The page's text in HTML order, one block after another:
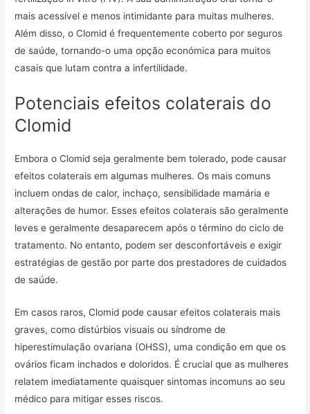
mais acessível e menos intimidante para muitas mulheres.
Além disso, o Clomid é frequentemente coberto por seguros
de saúde, tornando-o uma opção económica para muitos
casais que lutam contra a infertilidade.
Potenciais efeitos colaterais do
Clomid
Embora o Clomid seja geralmente bem tolerado, pode causar
efeitos colaterais em algumas mulheres. Os mais comuns
incluem ondas de calor, inchaço, sensibilidade mamária e
alterações de humor. Esses efeitos colaterais são geralmente
leves e geralmente desaparecem após o término do ciclo de
tratamento. No entanto, podem ser desconfortáveis ​​​​e exigir
estratégias de gestão por parte dos prestadores de cuidados
de saúde.
Em casos raros, Clomid pode causar efeitos colaterais mais
graves, como distúrbios visuais ou síndrome de
hiperestimulação ovariana (OHSS), uma condição em que os
ovários ficam inchados e doloridos. É crucial que as mulheres
relatem imediatamente quaisquer sintomas incomuns ao seu
médico para mitigar esses riscos.